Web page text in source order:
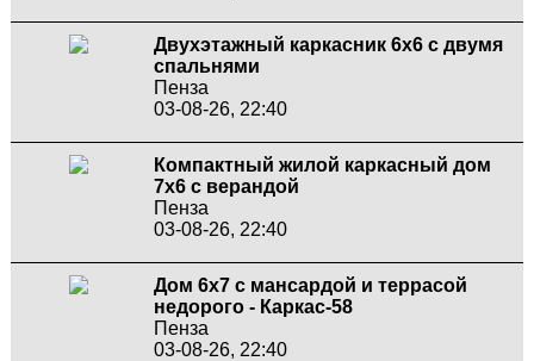
Двухэтажный каркасник 6х6 с двумя
спальнями
Пенза
03-08-26, 22:40
Компактный жилой каркасный дом
7х6 с верандой
Пенза
03-08-26, 22:40
Дом 6х7 с мансардой и террасой
недорого - Каркас-58
Пенза
03-08-26, 22:40